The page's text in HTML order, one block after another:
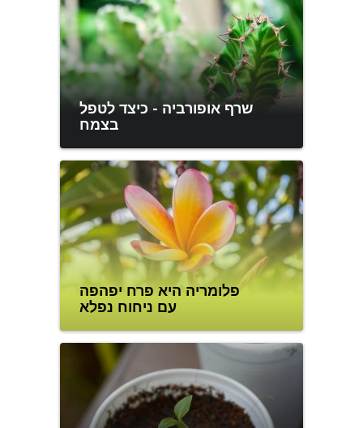
שרף אופורביה - כיצד לטפל
בצמח
פלומריה היא פרח יפהפה
עם ניחוח נפלא